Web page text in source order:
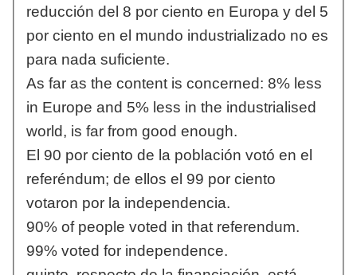
reducción del 8 por ciento en Europa y del 5
por ciento en el mundo industrializado no es
para nada suficiente.
As far as the content is concerned: 8% less
in Europe and 5% less in the industrialised
world, is far from good enough.
El 90 por ciento de la población votó en el
referéndum; de ellos el 99 por ciento
votaron por la independencia.
90% of people voted in that referendum.
99% voted for independence.